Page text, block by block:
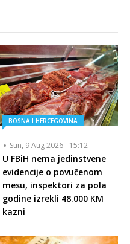
BOSNA I HERCEGOVINA
Sun, 9 Aug 2026 - 15:12
U FBiH nema jedinstvene
evidencije o povučenom
mesu, inspektori za pola
godine izrekli 48.000 KM
kazni